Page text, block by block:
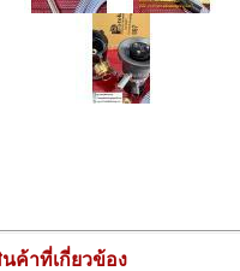
ค้าที่เกี่ยวข้อง